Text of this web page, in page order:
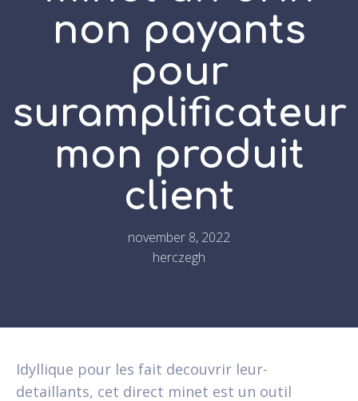
non payants
pour
suramplificateur
mon produit
client
november 8, 2022
herczegh
Idyllique pour les fait decouvrir leur-
detaillants, cet direct minet est un outil